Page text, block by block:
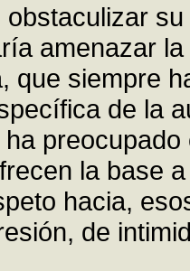
obstaculizar
amenazar
que siempre
de la
la base
hacia,
de